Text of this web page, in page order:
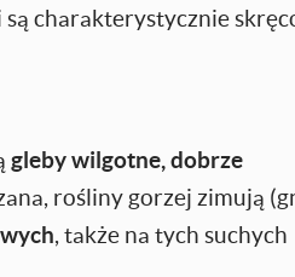
są charakterystycznie
gleby wilgotne, dobrze
rośliny gorzej zimują
, także na tych suchych